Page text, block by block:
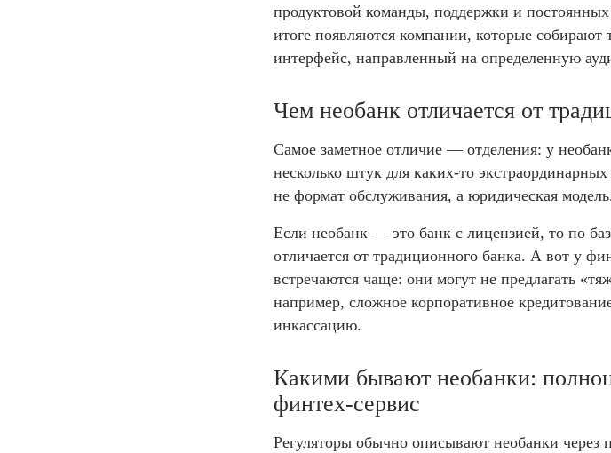
продуктовой команды, поддержки и
итоге появляются компании, которые
интерфейс, направленный на определенную
Чем необанк отличается от
Самое заметное отличие — отделения: у
несколько штук для каких-то
не формат обслуживания, а юридическая
Если необанк — это банк с лицензией, то по
отличается от традиционного банка. А вот у
встречаются чаще: они могут не предлагать
например, сложное корпоративное
инкассацию.
Какими бывают необанки:
финтех-сервиc
Регуляторы обычно описывают необанки через